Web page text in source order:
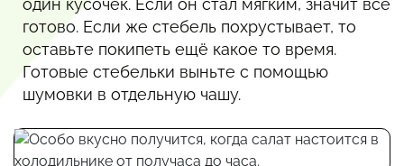
один кусочек. Если он стал мягким, значит всё
готово. Если же стебель похрустывает, то
оставьте покипеть ещё какое то время.
Готовые стебельки выньте с помощью
шумовки в отдельную чашу.